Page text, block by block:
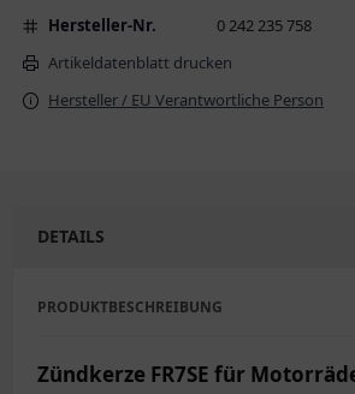
Hersteller-Nr.
0 242 235 758
Artikeldatenblatt drucken
Hersteller / EU Verantwortliche Person
DETAILS
PRODUKTBESCHREIBUNG
Zündkerze FR7SE für